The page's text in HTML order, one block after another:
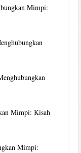
Mimpi:
Mimpi: Kisah
Mimpi: